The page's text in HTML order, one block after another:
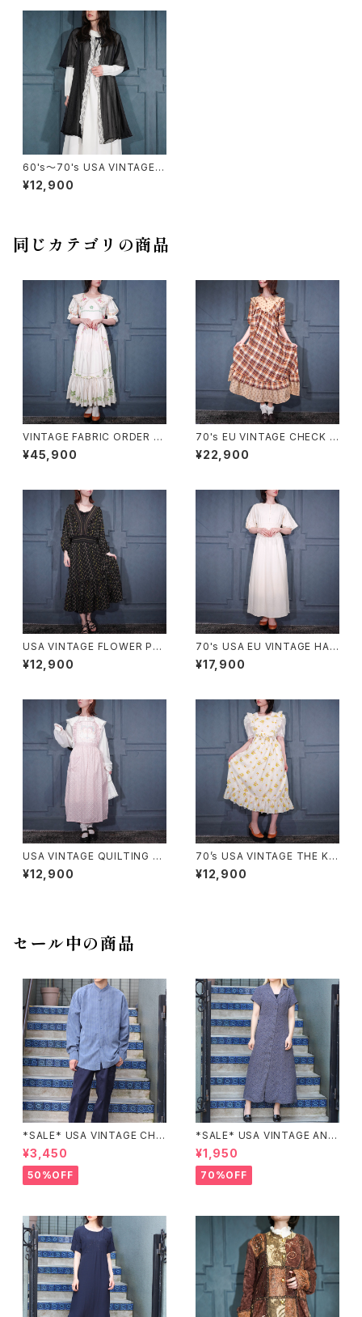
60's～70's USA VINTAGE L
ACE DESIGN NIGHTY DRES
S LINGERIE GOWN/60年代
¥12,900
同じカテゴリの商品
VINTAGE FABRIC ORDER M
ADE FLOWER EMBROIDERY
CROSS STITCH BACK RIBB
メイドお花クロスステッチ刺繍バ
ッグリボンフリルレースデザイン
ワンピース
¥45,900
70's EU VINTAGE CHECK P
ATTERNED FRILL DESIGN
HALF SLEEVE ONE PIECE/7
¥22,900
USA VINTAGE FLOWER PAT
TERNED FRILL DESIGN ON
E PIECE/アメリカ古着お花柄フ
¥12,900
70's USA EU VINTAGE HAN
RO BACK RIBBON LACE DE
SIGN HALF SLEEVE KNIT O
リボンレースデザイン半袖ニット
ワンピース
¥17,900
USA VINTAGE QUILTING FR
ILL DUCK DESIGN APRON
ONE PIECE/アメリカ古着キル
¥12,900
70’s USA VINTAGE THE KI
TCHEN WORKS STRAWBER
RY PATTERNED FRILL CRO
¥12,900
セール中の商品
*SALE* USA VINTAGE CHE
CK PATTERNED BAND COL
LAR SHIRT/アメリカ古着チェッ
ク柄バンドカラーシャツ
¥3,450
50%OFF
*SALE* USA VINTAGE ANN
EX HALF SLEEVE FLOWER
PATTERNED ONE PIECE/ア
メリカ古着半袖花柄ワンピース
¥1,950
70%OFF